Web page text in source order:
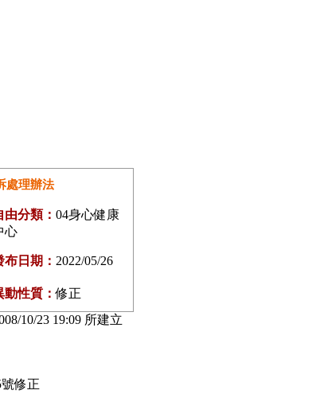
處理辦法
由分類： 04身心健康
心
布日期： 2022/05/26
動性質：修正
10/23 19:09 所建立
修正